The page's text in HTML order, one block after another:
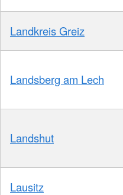
Landkreis Greiz
Landsberg am Lech
Landshut
Lausitz